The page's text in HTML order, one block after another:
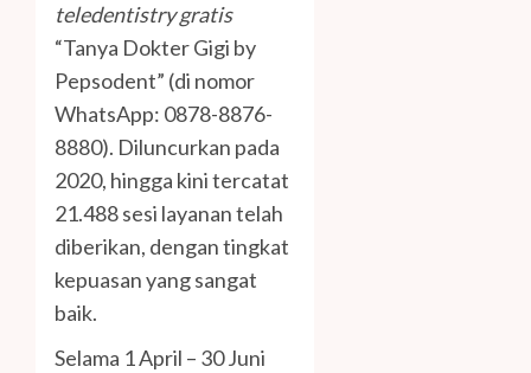
teledentistry gratis
“Tanya Dokter Gigi by
Pepsodent” (di nomor
WhatsApp: 0878-8876-
8880). Diluncurkan pada
2020, hingga kini tercatat
21.488 sesi layanan telah
diberikan, dengan tingkat
kepuasan yang sangat
baik.
Selama 1 April – 30 Juni